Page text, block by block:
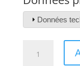
Données